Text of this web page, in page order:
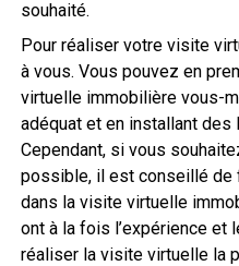
souhaité.
Pour réaliser votre visite
à vous. Vous pouvez en
virtuelle immobilière vous-
adéquat et en installant
Cependant, si vous
possible, il est conseillé de
dans la visite virtuelle
ont à la fois l’expérience et
réaliser la visite virtuelle la